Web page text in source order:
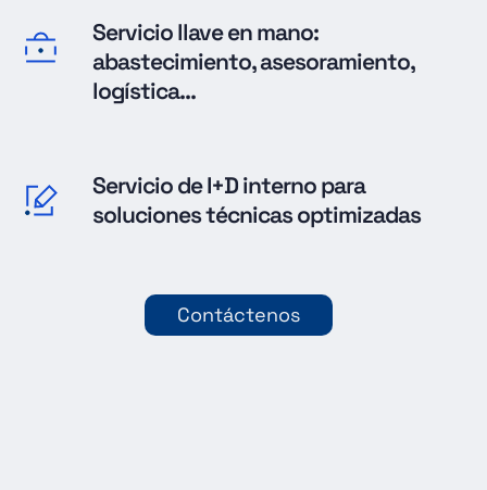
Servicio llave en mano:
abastecimiento, asesoramiento,
logística...
Servicio de I+D interno para
soluciones técnicas optimizadas
Contáctenos